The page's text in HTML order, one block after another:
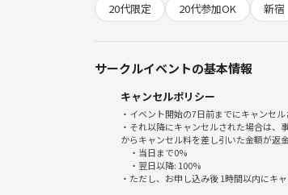
20代限定
20代参加OK 新宿
サークルイベントの基本情報
キャンセルポリシー
・イベント開始の7日前までにキャンセ
・それ以降にキャンセルされた場合は
からキャンセル料を差し引いた金額が返金
・当日まで0%
・翌日以降: 100%
・ただし、お申し込み後 1時間以内にキ